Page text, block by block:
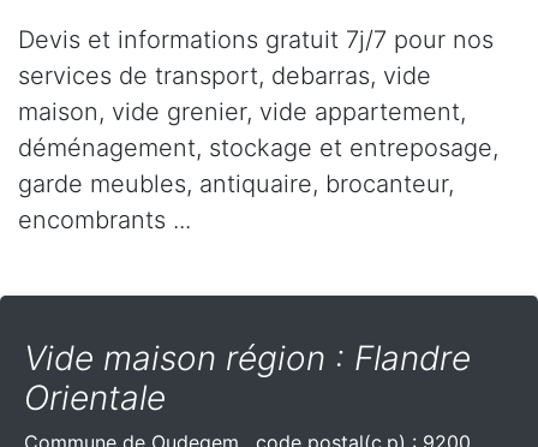
Devis et informations gratuit 7j/7 pour nos
services de transport, debarras, vide
maison, vide grenier, vide appartement,
déménagement, stockage et entreposage,
garde meubles, antiquaire, brocanteur,
encombrants ...
Vide maison région : Flandre
Orientale
Commune de Oudegem , code postal(c.p) : 9200